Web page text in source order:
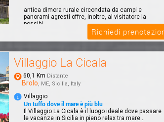
antica dimora rurale circondata da campi e
panorami agresti offre, inoltre, al visitatore la
possibi...
Richiedi
Villaggio La Cicala
60,1 Km Distante
Brolo, ME, Sicilia, Italy
Villaggio
Un tuffo dove il mare è più blu
Il Villaggio La Cicala è il luogo ideale dove passare
le vacanze in Sicilia in pieno relax tra mare...